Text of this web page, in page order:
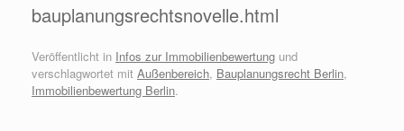
bauplanungsrechtsnovelle.html
Veröffentlicht in Infos zur Immobilienbewertung und
verschlagwortet mit Außenbereich, Bauplanungsrecht Berlin,
Immobilienbewertung Berlin.